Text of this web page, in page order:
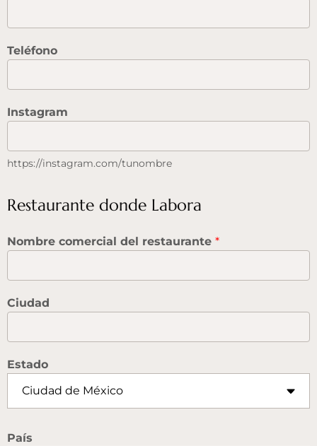
Teléfono
Instagram
https://instagram.com/tunombre
Restaurante donde Labora
Nombre comercial del restaurante *
Ciudad
Estado
País